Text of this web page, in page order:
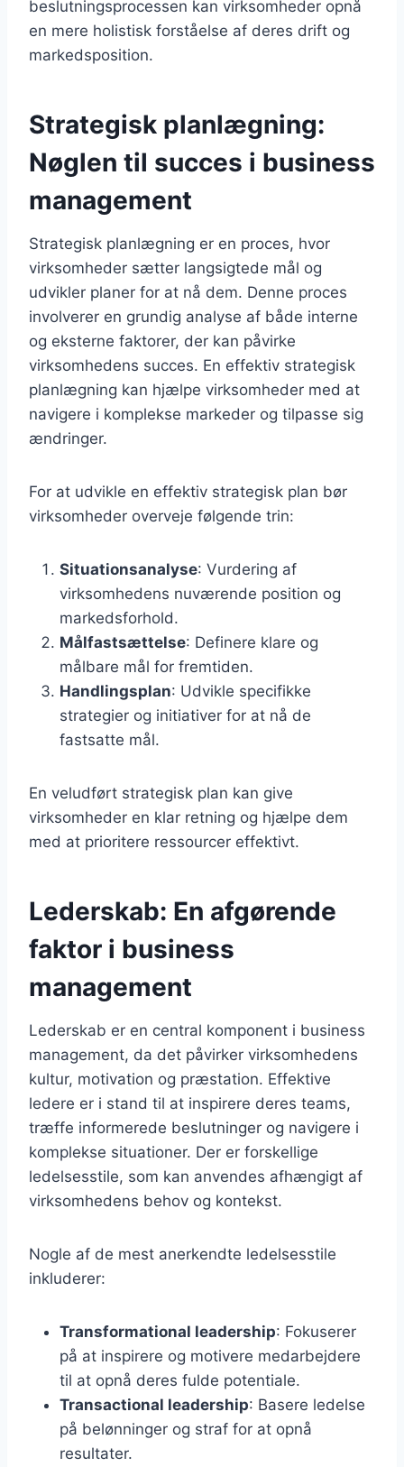
beslutningsprocessen kan virksomheder opnå
en mere holistisk forståelse af deres drift og
markedsposition.
Strategisk planlægning:
Nøglen til succes i business
management
Strategisk planlægning er en proces, hvor
virksomheder sætter langsigtede mål og
udvikler planer for at nå dem. Denne proces
involverer en grundig analyse af både interne
og eksterne faktorer, der kan påvirke
virksomhedens succes. En effektiv strategisk
planlægning kan hjælpe virksomheder med at
navigere i komplekse markeder og tilpasse sig
ændringer.
For at udvikle en effektiv strategisk plan bør
virksomheder overveje følgende trin:
Situationsanalyse: Vurdering af
virksomhedens nuværende position og
markedsforhold.
Målfastsættelse: Definere klare og
målbare mål for fremtiden.
Handlingsplan: Udvikle specifikke
strategier og initiativer for at nå de
fastsatte mål.
En veludført strategisk plan kan give
virksomheder en klar retning og hjælpe dem
med at prioritere ressourcer effektivt.
Lederskab: En afgørende
faktor i business
management
Lederskab er en central komponent i business
management, da det påvirker virksomhedens
kultur, motivation og præstation. Effektive
ledere er i stand til at inspirere deres teams,
træffe informerede beslutninger og navigere i
komplekse situationer. Der er forskellige
ledelsesstile, som kan anvendes afhængigt af
virksomhedens behov og kontekst.
Nogle af de mest anerkendte ledelsesstile
inkluderer:
Transformational leadership: Fokuserer
på at inspirere og motivere medarbejdere
til at opnå deres fulde potentiale.
Transactional leadership: Basere ledelse
på belønninger og straf for at opnå
resultater.